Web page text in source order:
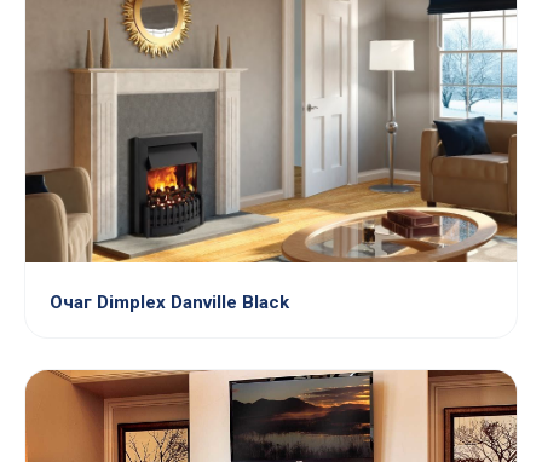
Очаг Dimplex Danville Black